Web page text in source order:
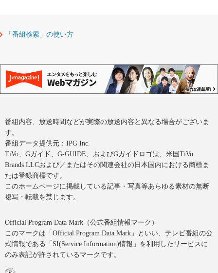
「番組検索」の使い方
番組内容、放送時間などが実際の放送内容と異なる場合がございま
す。
番組データ提供元：IPG Inc.
TiVo、Gガイド、G-GUIDE、およびGガイドロゴは、米国TiVo
Brands LLCおよび／またはその関連会社の日本国内における商標ま
たは登録商標です。
このホームページに掲載している記事・写真等あらゆる素材の無断
複写・転載を禁じます。
Official Program Data Mark（公式番組情報マーク）
このマークは「Official Program Data Mark」といい、テレビ番組の公
式情報である「SI(Service Information)情報」を利用したサービスに
のみ表記が許されているマークです。